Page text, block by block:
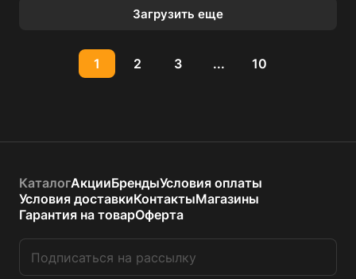
Загрузить еще
1 2 3 ... 10
КаталогАкцииБрендыУсловия оплаты
Условия доставкиКонтактыМагазины
Гарантия на товарОферта